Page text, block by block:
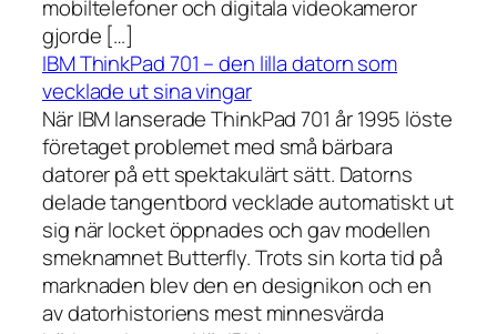
mobiltelefoner och digitala videokameror
gjorde […]
IBM ThinkPad 701 – den lilla datorn som
vecklade ut sina vingar
När IBM lanserade ThinkPad 701 år 1995 löste
företaget problemet med små bärbara
datorer på ett spektakulärt sätt. Datorns
delade tangentbord vecklade automatiskt ut
sig när locket öppnades och gav modellen
smeknamnet Butterfly. Trots sin korta tid på
marknaden blev den en designikon och en
av datorhistoriens mest minnesvärda